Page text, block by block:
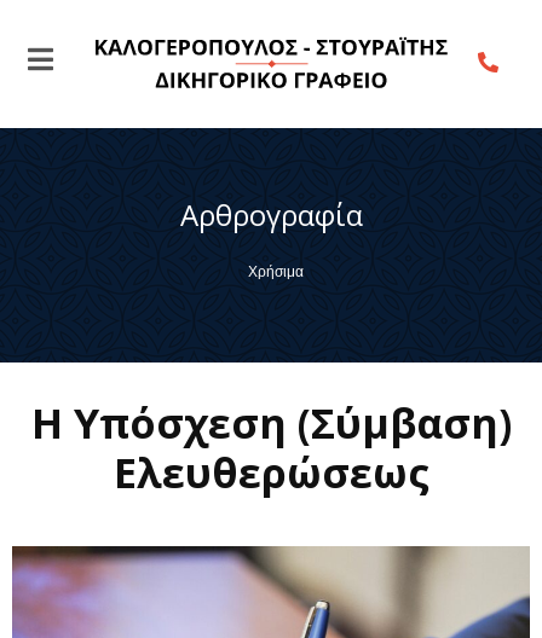
Αρθρογραφία
Χρήσιμα
Η Υπόσχεση (Σύμβαση)
Ελευθερώσεως